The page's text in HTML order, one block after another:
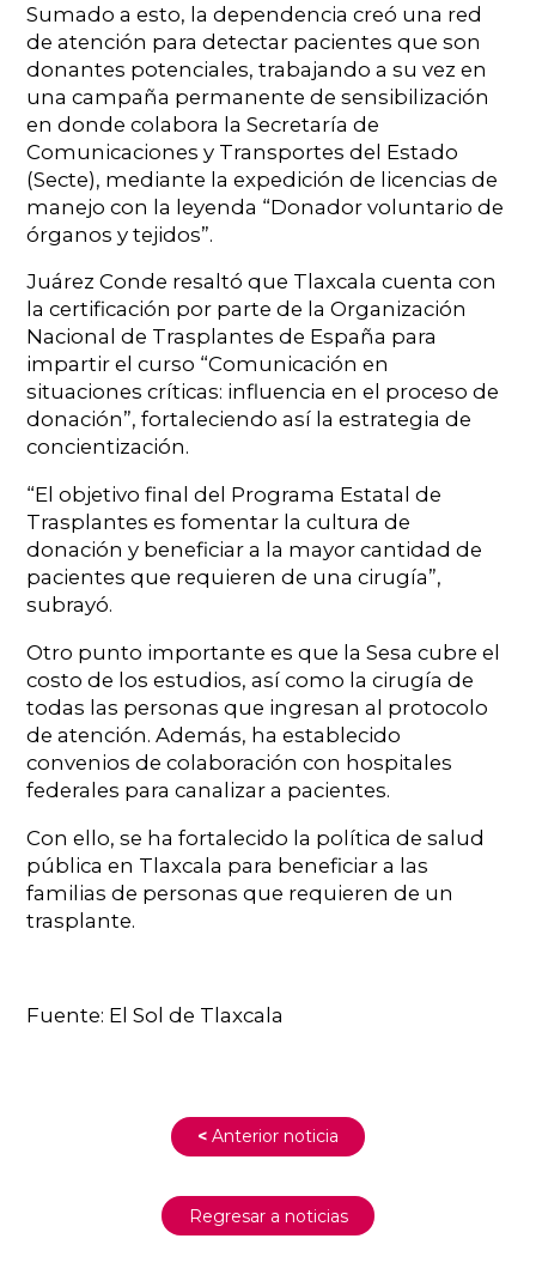
Sumado a esto, la dependencia creó una red
de atención para detectar pacientes que son
donantes potenciales, trabajando a su vez en
una campaña permanente de sensibilización
en donde colabora la Secretaría de
Comunicaciones y Transportes del Estado
(Secte), mediante la expedición de licencias de
manejo con la leyenda “Donador voluntario de
órganos y tejidos”.
Juárez Conde resaltó que Tlaxcala cuenta con
la certificación por parte de la Organización
Nacional de Trasplantes de España para
impartir el curso “Comunicación en
situaciones críticas: influencia en el proceso de
donación”, fortaleciendo así la estrategia de
concientización.
“El objetivo final del Programa Estatal de
Trasplantes es fomentar la cultura de
donación y beneficiar a la mayor cantidad de
pacientes que requieren de una cirugía”,
subrayó.
Otro punto importante es que la Sesa cubre el
costo de los estudios, así como la cirugía de
todas las personas que ingresan al protocolo
de atención. Además, ha establecido
convenios de colaboración con hospitales
federales para canalizar a pacientes.
Con ello, se ha fortalecido la política de salud
pública en Tlaxcala para beneficiar a las
familias de personas que requieren de un
trasplante.
Fuente: El Sol de Tlaxcala
< Anterior noticia
Regresar a noticias